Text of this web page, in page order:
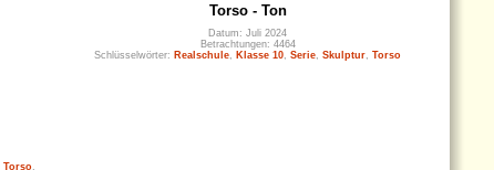
Torso,
Torso - Ton
Datum: Juli 2024
Betrachtungen: 4464
Schlüsselwörter: Realschule Klasse 10 Serie Skulptur Torso